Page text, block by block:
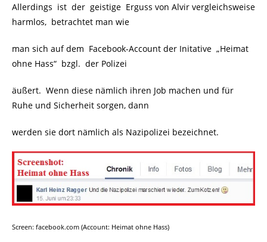
Allerdings ist der geistige Erguss von Alvir vergleichsweise
harmlos, betrachtet man wie
man sich auf dem Facebook-Account der Initative „Heimat
ohne Hass“ bzgl. der Polizei
äußert. Wenn diese nämlich ihren Job machen und für
Ruhe und Sicherheit sorgen, dann
werden sie dort nämlich als Nazipolizei bezeichnet.
Screen: facebook.com (Account: Heimat ohne Hass)